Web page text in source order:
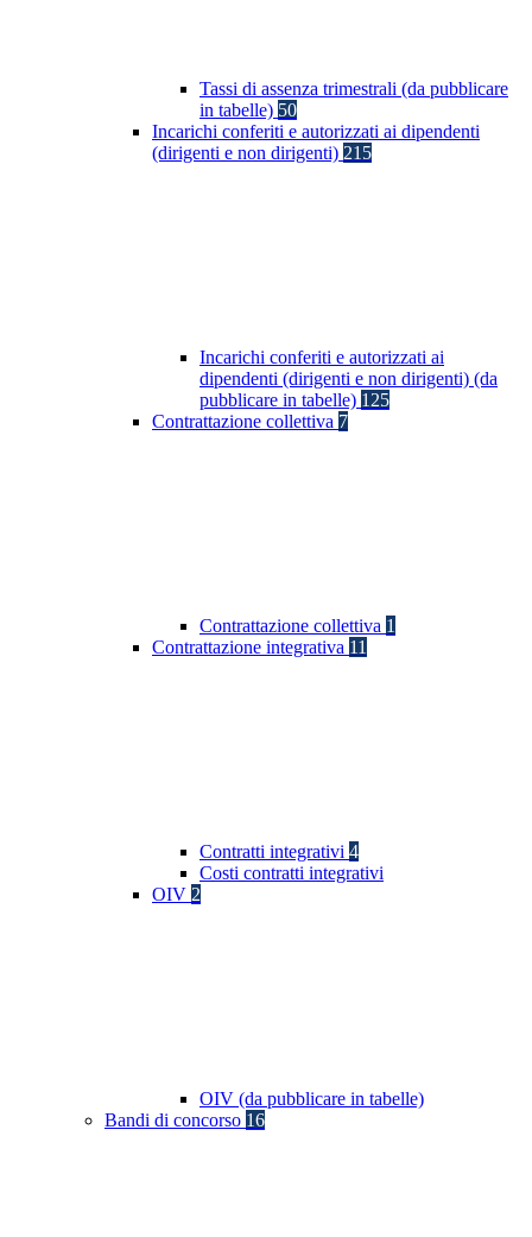
Tassi di assenza trimestrali (da pubblicare
in tabelle) 50
Incarichi conferiti e autorizzati ai dipendenti
(dirigenti e non dirigenti) 215
Incarichi conferiti e autorizzati ai
dipendenti (dirigenti e non dirigenti) (da
pubblicare in tabelle) 125
Contrattazione collettiva 7
Contrattazione collettiva 1
Contrattazione integrativa 11
Contratti integrativi 4
Costi contratti integrativi
OIV 2
OIV (da pubblicare in tabelle)
Bandi di concorso 16